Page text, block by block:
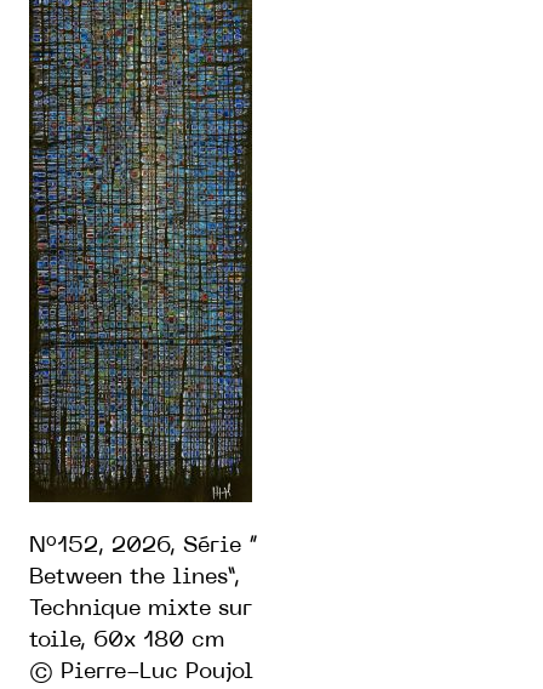
N°152, 2026, Série “
Between the lines”,
Technique mixte sur
toile, 60x 180 cm
© Pierre-Luc Poujol